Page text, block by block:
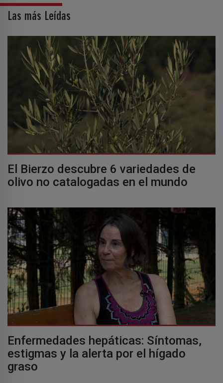
Las más Leídas
El Bierzo descubre 6 variedades de
olivo no catalogadas en el mundo
Enfermedades hepáticas: Síntomas,
estigmas y la alerta por el hígado
graso